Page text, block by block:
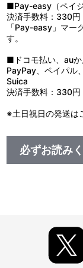
■Pay-easy（ペイジ
決済手数料：330円
「Pay-easy」マー
す。
■ドコモ払い、auか
PayPay、ペイパル
Suica
決済手数料：330円
※土日祝日の発送は
必ずお読み
※同日にご注文い
同日にお届けとな
また、購入順や地